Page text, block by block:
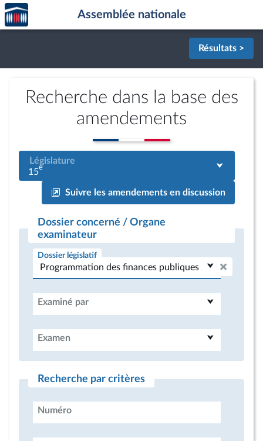
Aller au contenu
Aller en bas de la page
Accèder
à la
page
Assemblée nationale
Résultats >
Recherche dans la base des
amendements
Législature
15e
Suivre les amendements en discussion
Dossier concerné / Organe
examinateur
Dossier législatif
Examiné par
Examen
Recherche par critères
Numéro